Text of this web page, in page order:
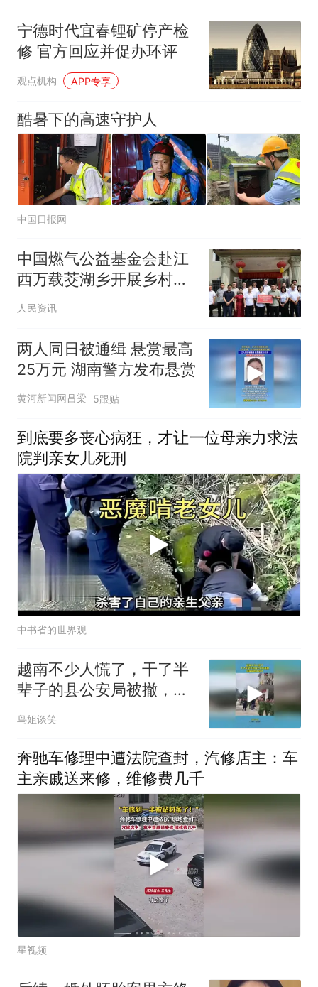
宁德时代宜春锂矿停产检
修 官方回应并促办环评
观点机构 APP专享
酷暑下的高速守护人
中国日报网
中国燃气公益基金会赴江
西万载茭湖乡开展乡村振
兴公益行
人民资讯
两人同日被通缉 悬赏最高
25万元 湖南警方发布悬赏
黄河新闻网吕梁 5跟贴
到底要多丧心病狂，才让一位母亲力求法
院判亲女儿死刑
中书省的世界观
越南不少人慌了，干了半
辈子的县公安局被撤，铁
鸟姐谈笑
奔驰车修理中遭法院查封，汽修店主：车
主亲戚送来修，维修费几千
星视频